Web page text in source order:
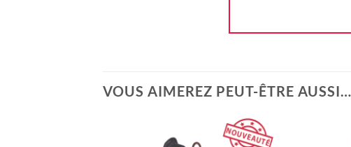
VOUS AIMEREZ PEUT-ÊTRE AUSSI…